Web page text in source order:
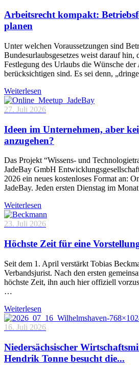
Arbeitsrecht kompakt:
planen
Unter welchen Voraussetzungen sind
Bundesurlaubsgesetzes weist darauf hin,
Festlegung des Urlaubs die Wünsche der
berücksichtigen sind. Es sei denn,
Weiterlesen
27. Juli 2026
Ideen im Unternehmen, aber
anzugehen?
Das Projekt “Wissens- und
JadeBay GmbH
2026 ein neues kostenloses Format an:
JadeBay. Jeden ersten Dienstag im
Weiterlesen
23. Juli 2026
Höchste Zeit für eine
Seit dem 1. April verstärkt Tobias
Verbandsjurist. Nach den ersten
höchste Zeit, ihn auch hier offiziell
…
Weiterlesen
16. Juli 2026
Niedersächsischer
Hendrik Tonne besucht die...